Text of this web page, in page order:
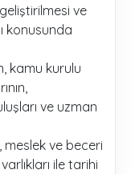
ve
konusunda
kamu kurulu
ve uzman
meslek ve beceri
ile tarihi